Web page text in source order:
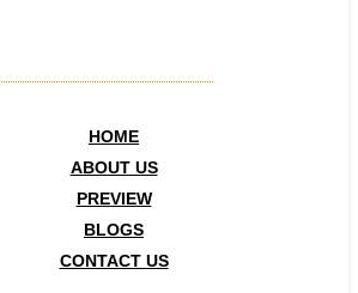
HOME
ABOUT US
PREVIEW
BLOGS
CONTACT US